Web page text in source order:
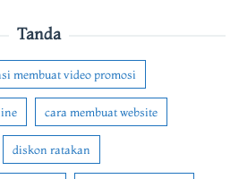
Tanda
membuat video promosi
cara membuat website
diskon ratakan